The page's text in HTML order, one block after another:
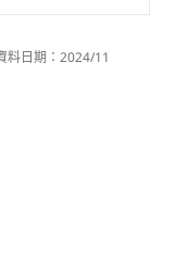
料日期：2024/11